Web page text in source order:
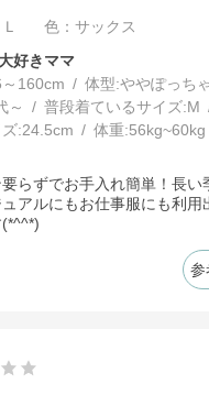
色：サックス
好きママ
160cm 体型:ぽっちゃ
～ 普段着ているサイズ:M
:24.5cm 体重:56kg~60kg
らずでお手入れ簡単！長い
アルにもお仕事服にも利用
参